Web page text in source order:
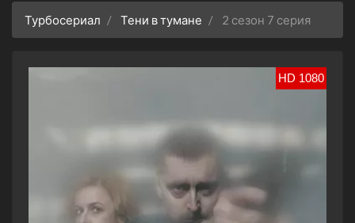
Турбосериал Тени в тумане 2 сезон 7 серия
HD 1080